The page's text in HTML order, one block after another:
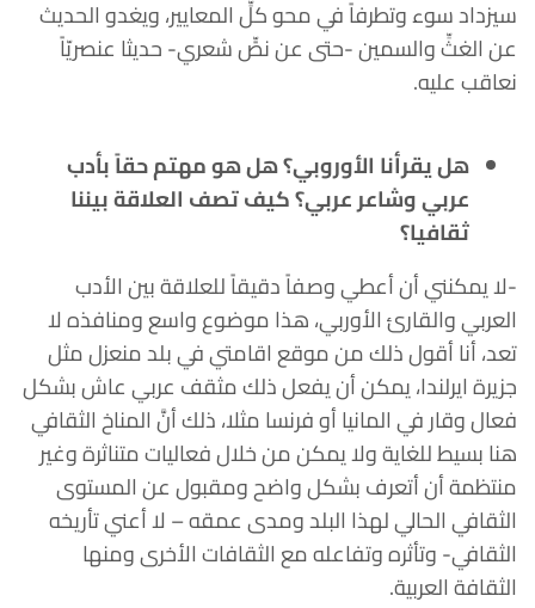
سيزداد سوء وتطرفاً في محو كلِّ المعايير، ويغدو الحديث
عن الغثِّ والسمين -حتى عن نصٍّ شعري- حديثا عنصريّاً
نعاقب عليه.
هل يقرأنا الأوروبي؟ هل هو مهتم حقاً بأدب
عربي وشاعر عربي؟ كيف تصف العلاقة بيننا
ثقافيا؟
-لا يمكنني أن أعطي وصفاً دقيقاً للعلاقة بين الأدب
العربي والقارئ الأوربي، هذا موضوع واسع ومنافذه لا
تعد، أنا أقول ذلك من موقع اقامتي في بلد منعزل مثل
جزيرة ايرلندا، يمكن أن يفعل ذلك مثقف عربي عاش بشكل
فعال وقار في المانيا أو فرنسا مثلا، ذلك أنَّ المناخ الثقافي
هنا بسيط للغاية ولا يمكن من خلال فعاليات متناثرة وغير
منتظمة أن أتعرف بشكل واضح ومقبول عن المستوى
الثقافي الحالي لهذا البلد ومدى عمقه – لا أعني تأريخه
الثقافي- وتأثره وتفاعله مع الثقافات الأخرى ومنها
الثقافة العربية.